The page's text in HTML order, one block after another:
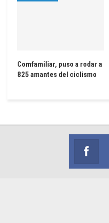
Comfamiliar, puso a rodar a
825 amantes del ciclismo